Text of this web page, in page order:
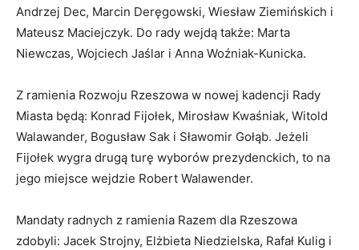
Andrzej Dec, Marcin Deręgowski, Wiesław Ziemińskich i
Mateusz Maciejczyk. Do rady wejdą także: Marta
Niewczas, Wojciech Jaślar i Anna Woźniak-Kunicka.
Z ramienia Rozwoju Rzeszowa w nowej kadencji Rady
Miasta będą: Konrad Fijołek, Mirosław Kwaśniak, Witold
Walawander, Bogusław Sak i Sławomir Gołąb. Jeżeli
Fijołek wygra drugą turę wyborów prezydenckich, to na
jego miejsce wejdzie Robert Walawender.
Mandaty radnych z ramienia Razem dla Rzeszowa
zdobyli: Jacek Strojny, Elżbieta Niedzielska, Rafał Kulig i